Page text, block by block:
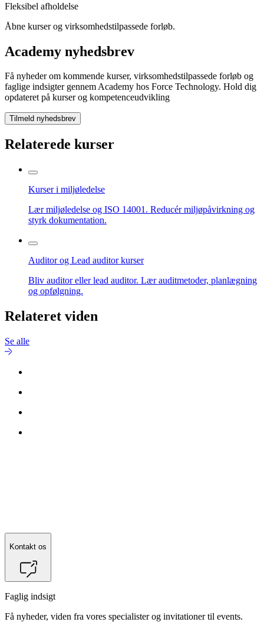
Fleksibel afholdelse
Åbne kurser og virksomhedstilpassede forløb.
Academy nyhedsbrev
Få nyheder om kommende kurser, virksomhedstilpassede forløb og
faglige indsigter gennem Academy hos Force Technology. Hold dig
opdateret på kurser og kompetenceudvikling
Tilmeld nyhedsbrev
Relaterede kurser
Kurser i miljøledelse
Lær miljøledelse og ISO 14001. Reducér miljøpåvirkning og
styrk dokumentation.
Auditor og Lead auditor kurser
Bliv auditor eller lead auditor. Lær auditmetoder, planlægning
og opfølgning.
Relateret viden
Se alle
Kontakt os
Faglig indsigt
Få nyheder, viden fra vores specialister og invitationer til events.